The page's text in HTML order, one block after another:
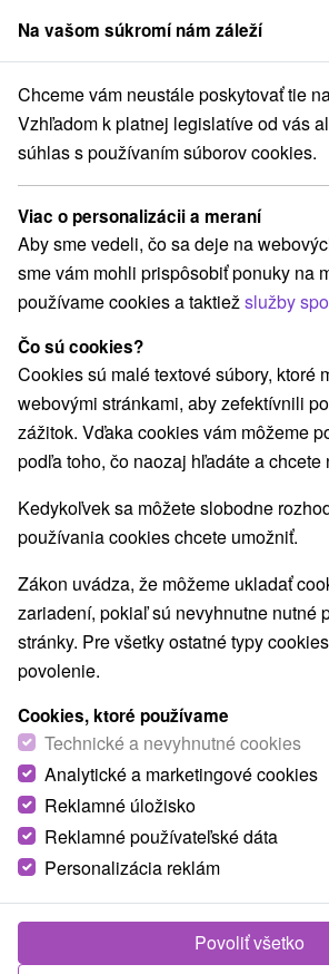
člen skupinySorger
Slovensko Košický kraj Hrabušice
Chalupa Mlyn4U
Hrabušice
REZERVÁCIA A
Kontaktujte priamo
Navigovať do miesta
O ZARIADENÍ VYBAVENIE
Na vašom súkromí nám záleží
Chceme vám neustále poskytovať tie
Vzhľadom k platnej legislatíve od vás
súhlas s používaním súborov cookies.
Viac o personalizácii a meraní
Aby sme vedeli, čo sa deje na
sme vám mohli prispôsobiť ponuky na
používame cookies a taktiežslužby
Čo sú cookies?
Cookies sú malé textové súbory, ktoré
webovými stránkami, aby zefektívnili
zážitok. Vďaka cookies vám môžeme
podľa toho, čo naozaj hľadáte a chcete
Kedykoľvek sa môžete slobodne
používania cookies chcete umožniť.
Zákon uvádza, že môžeme ukladať
zariadení, pokiaľ sú nevyhnutne nutné
stránky. Pre všetky ostatné typy
povolenie.
Cookies, ktoré používame
Technické a nevyhnutné cookies
Analytické a marketingové cookies
Reklamné úložisko
Reklamné používateľské dáta
Personalizácia reklám
Povoliť všetko